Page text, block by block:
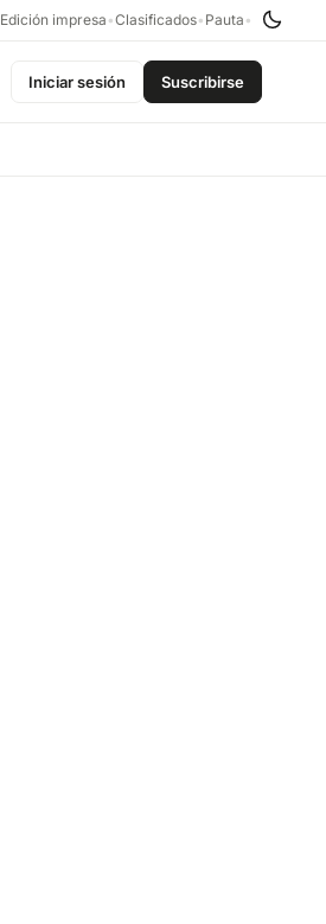
Edición impresa •Clasificados• Pauta •
Iniciar sesión Suscribirse